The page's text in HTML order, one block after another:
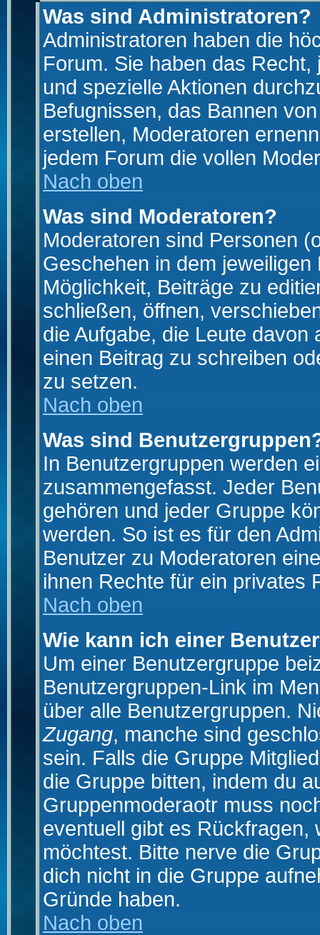
Was sind Administratoren?
Administratoren haben die
Forum. Sie haben das
und spezielle Aktionen
Befugnissen, das Bannen
erstellen, Moderatoren
jedem Forum die vollen
Nach oben
Was sind Moderatoren?
Moderatoren sind Personen
Geschehen in dem
Möglichkeit, Beiträge zu
schließen, öffnen,
die Aufgabe, die Leute
einen Beitrag zu schreiben
zu setzen.
Nach oben
Was sind
In Benutzergruppen werden
zusammengefasst. Jeder
gehören und jeder Gruppe
werden. So ist es für den
Benutzer zu Moderatoren
ihnen Rechte für ein privates
Nach oben
Wie kann ich einer
Um einer Benutzergruppe
Benutzergruppen-Link im
über alle Benutzergruppen.
Zugang, manche sind
sein. Falls die Gruppe
die Gruppe bitten, indem du
Gruppenmoderaotr muss
eventuell gibt es
möchtest. Bitte nerve die
dich nicht in die Gruppe
Gründe haben.
Nach oben